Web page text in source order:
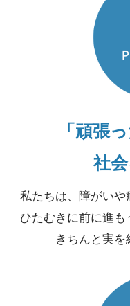
「頑張
社
私たちは、障がいや
ひたむきに前に進も
きちんと実を